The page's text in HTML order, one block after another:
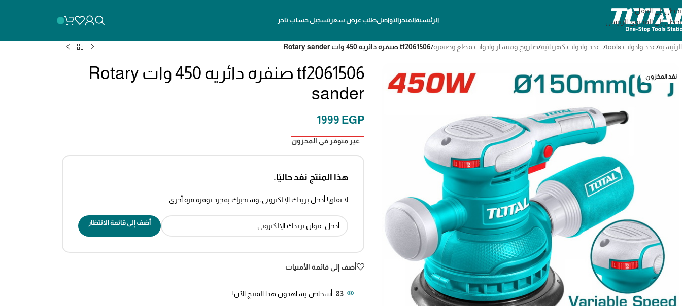
تخطي إلى التنقل
تخطي إلى المحتوى الرئيسي
الرئيسيةالمتجرالتواصلطلب عرض سعر تسجيل حساب تاجر
الرئيسية/عدد وادوات tools / ..عدد وادوات كهربائيه/صاروخ ومنشار وادوات قطع وصنفره/tf2061506 صنفره دائريه 450 وات Rotary sander
نفد المخزون
tf2061506 صنفره دائريه 450 وات Rotary
sander
1999 EGP
غير متوفر في المخزون
هذا المنتج نفد حاليًا.
لا تقلق! أدخل بريدك الإلكتروني، وسنخبرك بمجرد توفره مرة أخرى.
أضف إلى قائمة الانتظار
أضف إلى قائمة الأمنيات
83 أشخاص يشاهدون هذا المنتج الآن!